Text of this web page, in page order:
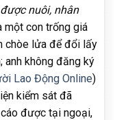
nuôi, nhân
một con trống giá
chòe lửa để đổi lấy
anh không đăng ký
Lao Động Online)
kiểm sát đã
được tại ngoại,